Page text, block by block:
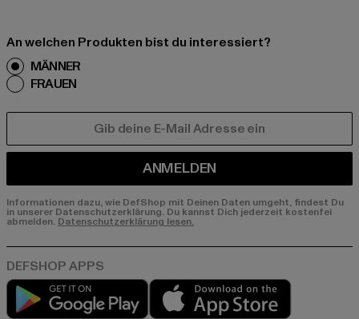
An welchen Produkten bist du interessiert?
MÄNNER
FRAUEN
ANMELDEN
Informationen dazu, wie DefShop mit Deinen Daten umgeht, findest Du
in unserer Datenschutzerklärung. Du kannst Dich jederzeit kostenfei
abmelden. Datenschutzerklärung lesen.
Play market